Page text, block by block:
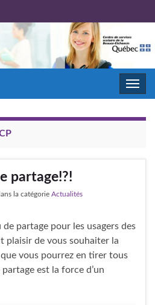
partage!?!
la catégorie Actualités
partage pour les usagers des
plaisir de vous souhaiter la
que vous pourrez en tirer tous
est la force d’un